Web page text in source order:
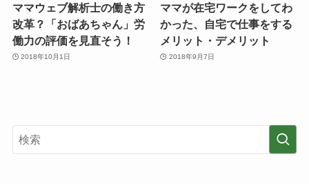
ママウェブ解析士の働き方
改革？「おばあちゃん」労
働力の評価を見直そう！
2018年10月1日
ママが在宅ワークをしてわ
かった、自宅で仕事をする
メリット・デメリット
2018年9月7日